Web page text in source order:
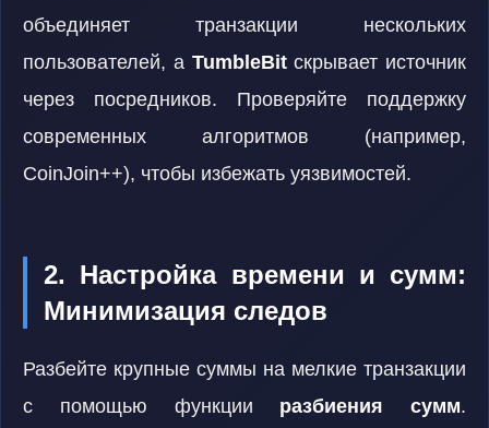
объединяет транзакции нескольких
пользователей, а TumbleBitскрывает источник
через посредников. Проверяйте поддержку
современных алгоритмов (например,
CoinJoin++), чтобы избежать уязвимостей.
2. Настройка времени и сумм:
Минимизация следов
Разбейте крупные суммы на мелкие транзакции
с помощью функции разбиения сумм.